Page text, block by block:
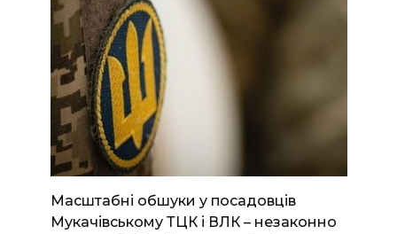
Масштабні обшуки у посадовців
Мукачівському ТЦК і ВЛК – незаконно